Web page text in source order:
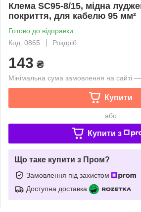
Клема SC95-8/15, мідна
покриття, для кабелю 95 мм²
Готово до відправки
Код: 0865
Роздріб
143 ₴
Мінімальна сума замовлення на сайті
Купити
або
Купити з
Що таке купити з Пром?
Замовлення під захистом
Доступна доставка